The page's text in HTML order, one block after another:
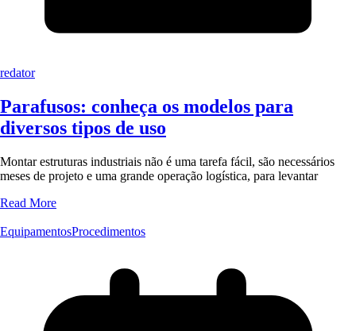
redator
Parafusos: conheça os modelos para
diversos tipos de uso
Montar estruturas industriais não é uma tarefa fácil, são necessários
meses de projeto e uma grande operação logística, para levantar
Read More
EquipamentosProcedimentos